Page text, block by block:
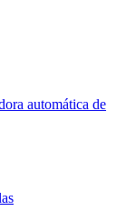
automática de